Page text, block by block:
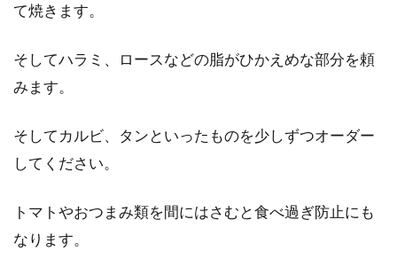
痩せたいと思っている女性はいらっしゃいます
て焼きます。
そしてハラミ、ロースなどの脂がひかえめな部分を頼
みます。
そしてカルビ、タンといったものを少しずつオーダー
してください。
トマトやおつまみ類を間にはさむと食べ過ぎ防止にも
なります。